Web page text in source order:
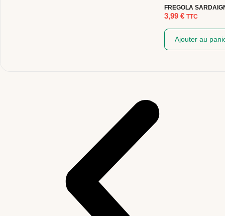
FREGOLA
3,99€ TTC
Ajouter au